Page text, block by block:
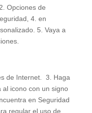
Opciones de
4. en
5. Vaya a
de Internet. 3. Haga
al icono con un signo
en Seguridad
regular el uso de